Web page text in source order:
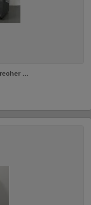
...